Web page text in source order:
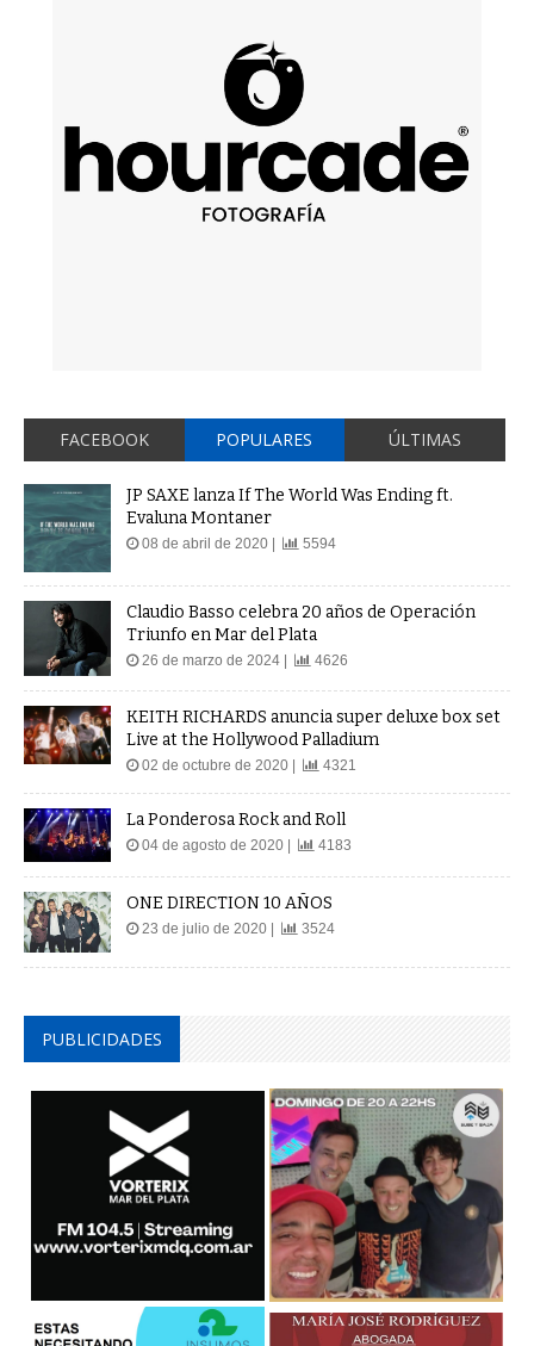
FACEBOOK POPULARES ÚLTIMAS
JP SAXE lanza If The World Was Ending ft.
Evaluna Montaner
08 de abril de 2020 | 5594
Claudio Basso celebra 20 años de Operación
Triunfo en Mar del Plata
26 de marzo de 2024 | 4626
KEITH RICHARDS anuncia super deluxe box set
Live at the Hollywood Palladium
02 de octubre de 2020 | 4321
La Ponderosa Rock and Roll
04 de agosto de 2020 | 4183
ONE DIRECTION 10 AÑOS
23 de julio de 2020 | 3524
PUBLICIDADES